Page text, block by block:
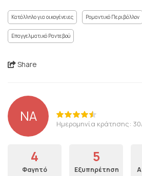
Κατάλληλο για οικογένειες Ρομαντικό Περιβάλλον
Επαγγελματικό Ραντεβού
Share
NA Ημερομηνία κράτησης:
4
Φαγητό
5
Εξυπηρέτηση